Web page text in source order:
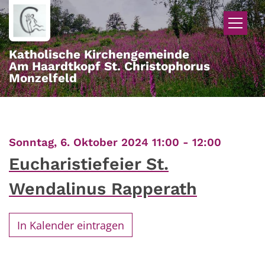
Zum Inhalt springen
Katholische Kirchengemeinde
Am Haardtkopf St. Christophorus
Monzelfeld
Sonntag, 6. Oktober 2024 11:00 - 12:00
Eucharistiefeier St.
Wendalinus Rapperath
In Kalender eintragen